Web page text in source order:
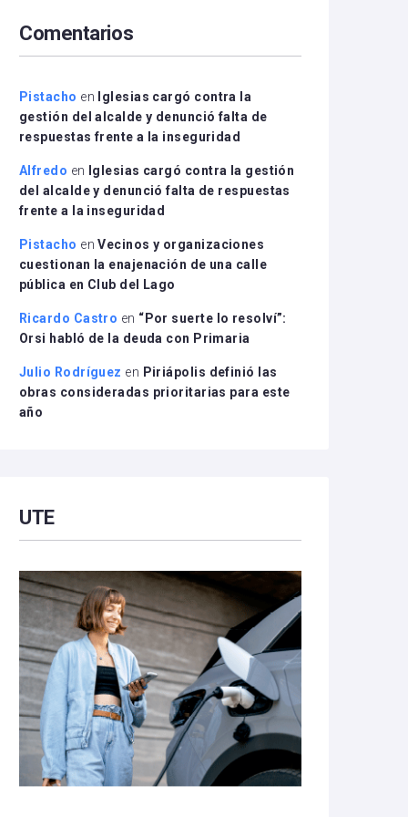
disminuir
el
Comentarios
Pistacho en
Iglesias cargó contra la
gestión del alcalde y denunció falta de
respuestas frente a la inseguridad
Alfredo en
Iglesias cargó contra la gestión
del alcalde y denunció falta de respuestas
frente a la inseguridad
Pistacho enVecinos y organizaciones
cuestionan la enajenación de una calle
pública en Club del Lago
Ricardo Castro en “Por suerte lo resolví”:
Orsi habló de la deuda con Primaria
Julio Rodríguez en Piriápolis definió las
obras consideradas prioritarias para este
año
UTE